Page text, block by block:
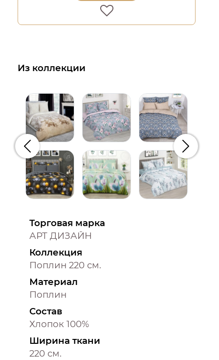
Из коллекции
Предыдущий
Торговая марка
АРТ ДИЗАЙН
Коллекция
Поплин 220 см.
Материал
Поплин
Состав
Хлопок 100%
Ширина ткани
220 см.